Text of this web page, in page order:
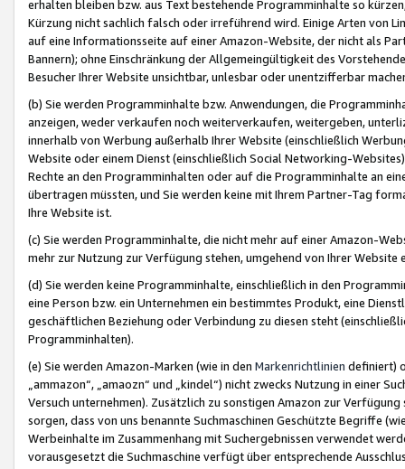
erhalten bleiben bzw. aus Text bestehende Programminhalte so
Kürzung nicht sachlich falsch oder irreführend wird. Einige Arten von
auf eine Informationsseite auf einer Amazon-Website, der nicht als
Bannern); ohne Einschränkung der Allgemeingültigkeit des
Besucher Ihrer Website unsichtbar, unlesbar oder unentzifferbar
(b) Sie werden Programminhalte bzw. Anwendungen, die
anzeigen, weder verkaufen noch weiterverkaufen, weitergeben,
innerhalb von Werbung außerhalb Ihrer Website (einschließlich
Website oder einem Dienst (einschließlich Social Networking-
Rechte an den Programminhalten oder auf die Programminhalte an
übertragen müssten, und Sie werden keine mit Ihrem Partner-Tag
Ihre Website ist.
(c) Sie werden Programminhalte, die nicht mehr auf einer Amazon-
mehr zur Nutzung zur Verfügung stehen, umgehend von Ihrer
(d) Sie werden keine Programminhalte, einschließlich in den
eine Person bzw. ein Unternehmen ein bestimmtes Produkt, eine
geschäftlichen Beziehung oder Verbindung zu diesen steht
Programminhalten).
(e) Sie werden Amazon-Marken (wie in den Markenrichtlinien definiert)
„ammazon“, „amaozn“ und „kindel“) nicht zwecks Nutzung in einer
Versuch unternehmen). Zusätzlich zu sonstigen Amazon zur
sorgen, dass von uns benannte Suchmaschinen Geschützte Begriffe
Werbeinhalte im Zusammenhang mit Suchergebnissen verwendet
vorausgesetzt die Suchmaschine verfügt über entsprechende